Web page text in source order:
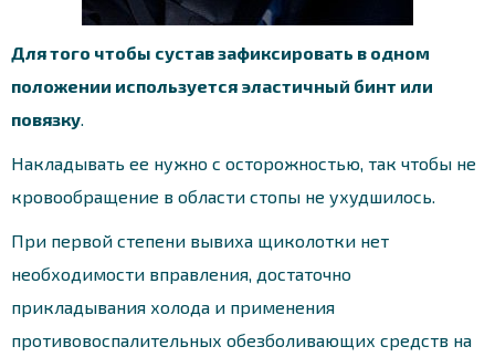
Для того чтобы сустав зафиксировать в одном
положении используется эластичный бинт или
повязку
Накладывать ее нужно с осторожностью, так чтобы не
кровообращение в области стопы не ухудшилось.
При первой степени вывиха щиколотки нет
необходимости вправления, достаточно
прикладывания холода и применения
противовоспалительных обезболивающих средств на